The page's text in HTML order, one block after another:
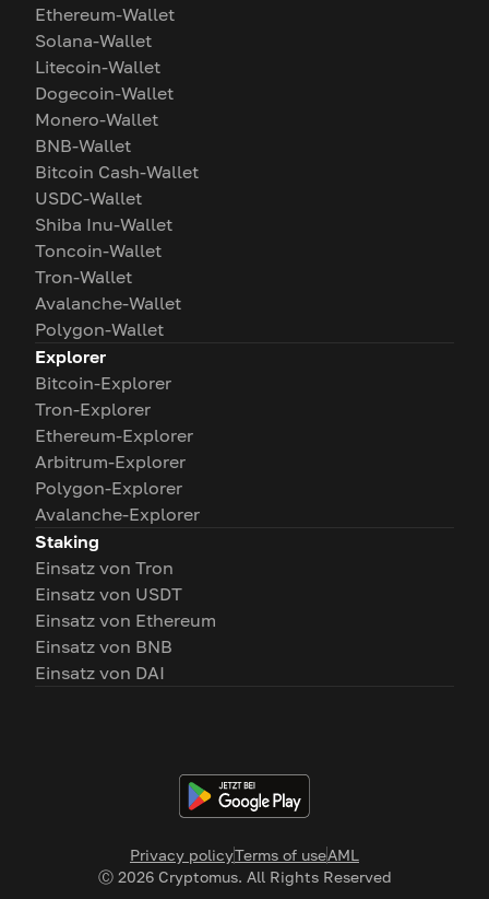
Privacy policyTerms of useAML
Ⓒ 2026Cryptomus. All Rights Reserved
Ethereum-Wallet
Solana-Wallet
Litecoin-Wallet
Dogecoin-Wallet
Monero-Wallet
BNB-Wallet
Bitcoin Cash-Wallet
USDC-Wallet
Shiba Inu-Wallet
Toncoin-Wallet
Tron-Wallet
Avalanche-Wallet
Polygon-Wallet
Explorer
Bitcoin-Explorer
Tron-Explorer
Ethereum-Explorer
Arbitrum-Explorer
Polygon-Explorer
Avalanche-Explorer
Staking
Einsatz von Tron
Einsatz von USDT
Einsatz von Ethereum
Einsatz von BNB
Einsatz von DAI